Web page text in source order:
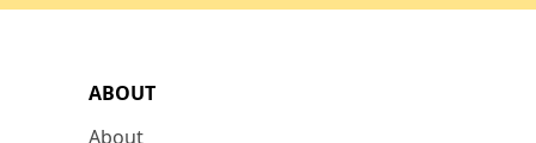
ABOUT
About